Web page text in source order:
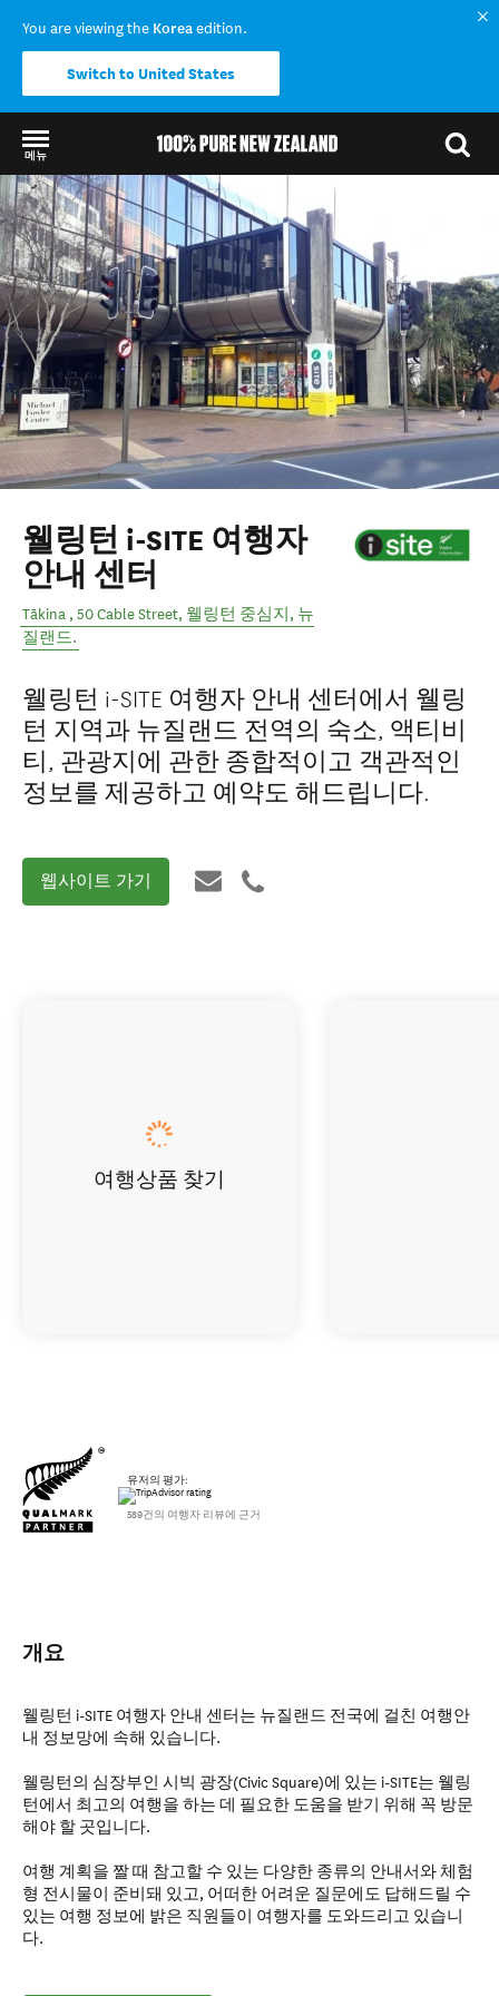
You are viewing the Koreaedition.
Switch to United States
메뉴
Back to my results
웰링턴 i-SITE 여행자
안내 센터
Tākina , 50 Cable Street, 웰링턴 중심지 , 뉴
질랜드.
웰링턴 i-SITE 여행자 안내 센터에서 웰링
턴 지역과 뉴질랜드 전역의 숙소, 액티비
티, 관광지에 관한 종합적이고 객관적인
정보를 제공하고 예약도 해드립니다.
웹사이트 가기
유저의 평가:
589건의 여행자 리뷰에 근거
개요
웰링턴 i-SITE 여행자 안내 센터는 뉴질랜드 전국에 걸친 여행안
내 정보망에 속해 있습니다.
웰링턴의 심장부인 시빅 광장(Civic Square)에 있는 i-SITE는 웰링
턴에서 최고의 여행을 하는 데 필요한 도움을 받기 위해 꼭 방문
해야 할 곳입니다.
여행 계획을 짤 때 참고할 수 있는 다양한 종류의 안내서와 체험
형 전시물이 준비돼 있고, 어떠한 어려운 질문에도 답해드릴 수
있는 여행 정보에 밝은 직원들이 여행자를 도와드리고 있습니
다.
여행상품 찾기